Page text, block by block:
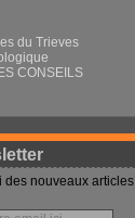
du Trieves
CONSEILS
des nouveaux articles